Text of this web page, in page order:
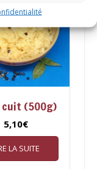
cuit (500g)
5,10€
LA SUITE